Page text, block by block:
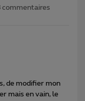
commentaires
de modifier mon
mais en vain, le